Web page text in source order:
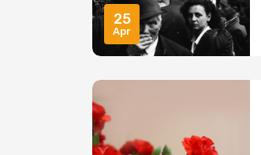
25
Apr